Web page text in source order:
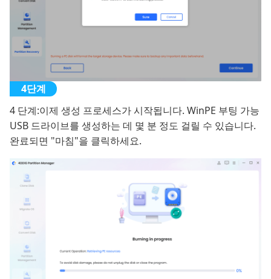
4 단계:이제 생성 프로세스가 시작됩니다. WinPE 부팅 가능
USB 드라이브를 생성하는 데 몇 분 정도 걸릴 수 있습니다.
완료되면 "마침"을 클릭하세요.